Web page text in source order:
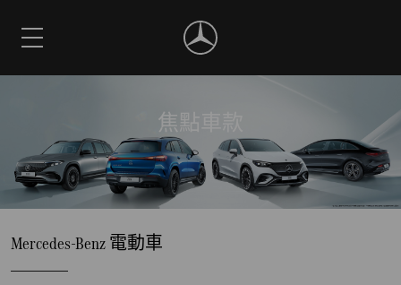
焦點車款
Mercedes-Benz 電動車